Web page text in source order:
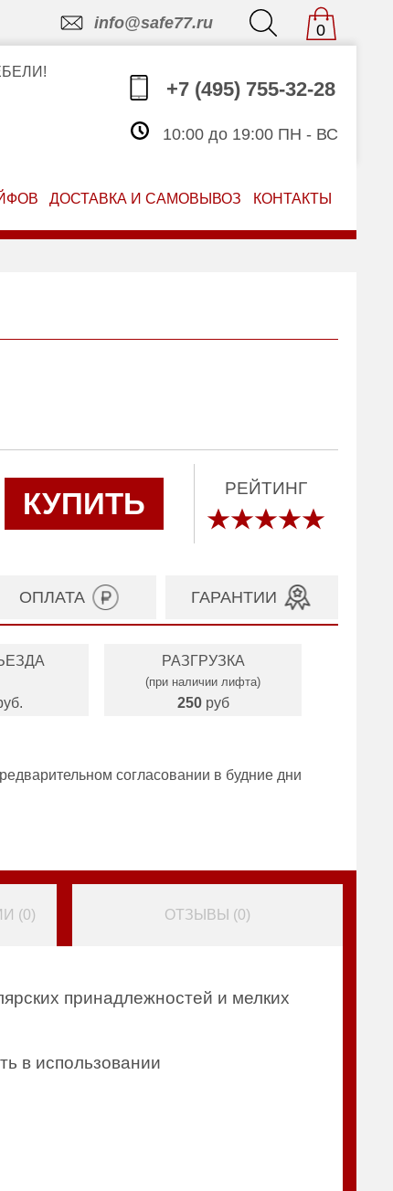
info@safe77.ru 0
+7 (495) 755-32-28
10:00 до 19:00 ПН - ВС
ДОСТАВКА И САМОВЫВОЗ КОНТАКТЫ
КУПИТЬ РЕЙТИНГ
ОПЛАТА ГАРАНТИИ
РАЗГРУЗКА
(при наличии лифта)
250 руб
согласовании в будние дни
(0) ОТЗЫВЫ (0)
принадлежностей и мелких
в использовании